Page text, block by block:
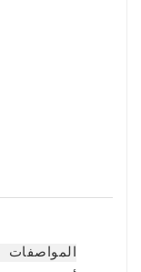
المواصفات